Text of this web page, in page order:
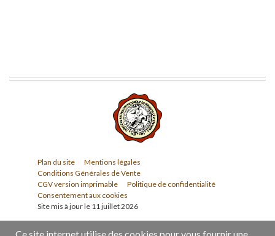
Plan du site
Mentions légales
Conditions Générales de Vente
CGV version imprimable
Politique de confidentialité
Consentement aux cookies
Site mis à jour le 11 juillet 2026